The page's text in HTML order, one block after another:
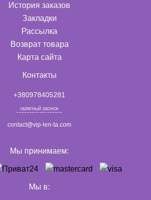
История заказов
Закладки
Рассылка
Возврат товара
Карта сайта
Контакты
+380978405281
ОБРАТНЫЙ ЗВОНОК
contact@vip-len-ta.com
Мы принимаем:
Мы в: